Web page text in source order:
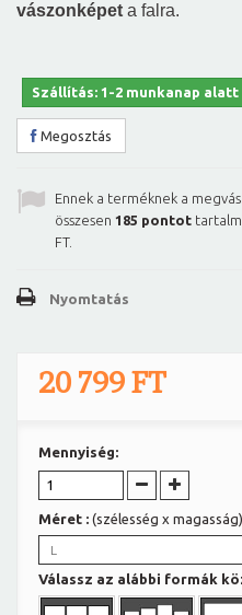
vászonképet a falra.
Szállítás: 1-2 munkanap alatt
Megosztás
Ennek a terméknek a
összesen 185 pontot
FT.
Nyomtatás
20 799 FT
Mennyiség:
Méret : (szélesség x magasság)
L
Válassz az alábbi formák